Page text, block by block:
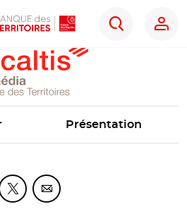
Rechercher
Présentation
page sur Facebook
cette page sur Linkedin
Partager cette page sur Twitter
Partager cette page sur